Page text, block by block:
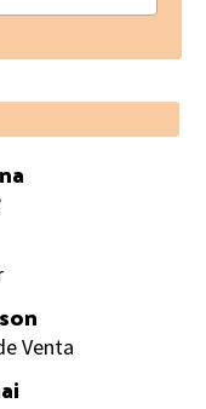
Venta